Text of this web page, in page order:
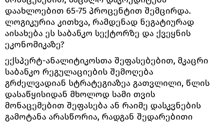
დაახლოებით 65-75 პროცენტით შემცირდა.
ლოგიკურია კითხვა, რამდენად ნეგატიურად
აისახება ეს საბანკო სექტორზე და ქვეყნის
ეკონომიკაზე?
ექსპერტ-ანალიტიკოსთა შეფასებებით, მკაცრი
საბანკო რეგულაციების შემოღება
გრძელვადიან სტრატეგიაზეა გათვლილი, წლის
დასაწყისიდან მხოლოდ სამი თვის
მონაცემებით შეფასება ან რაიმე დასკვნების
გამოტანა არასწორია, რადგან შედარებითი